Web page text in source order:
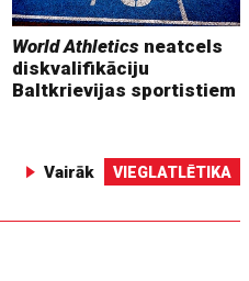
World Athletics neatcels
diskvalifikāciju
Baltkrievijas sportistiem
Vairāk VIEGLATLĒTIKA